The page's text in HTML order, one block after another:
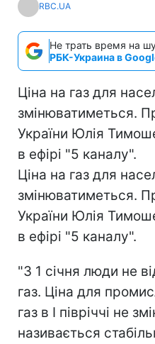
RBC.UA
Не трать время на
РБК-Украина в
Ціна на газ для
змінюватиметься.
України Юлія
в ефірі "5 каналу".
Ціна на газ для
змінюватиметься.
України Юлія
в ефірі "5 каналу".
"З 1 січня люди не
газ. Ціна для
газ в І півріччі не
називається